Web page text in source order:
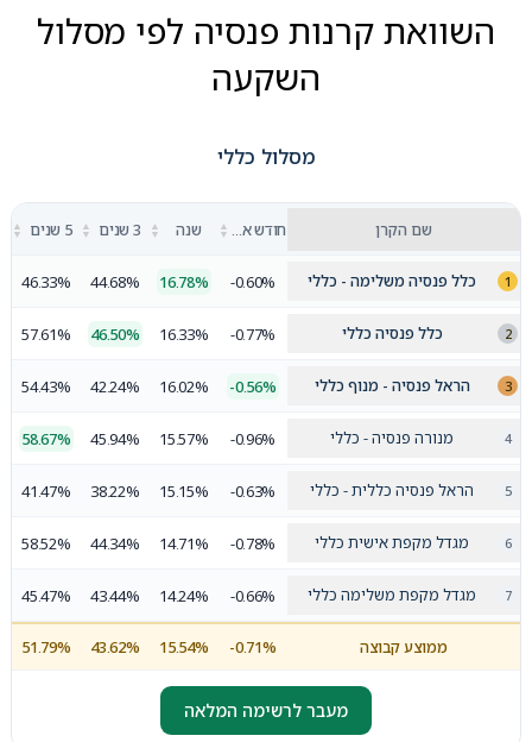
השוואת קרנות פנסיה לפי מסלול
השקעה
מסלול כללי
שם הקרן ▲
▼ שנה ▲
▼ 3 שנים ▲
▼ 5 שנים ▲
▼
כלל פנסיה משלימה - כללי -0.60%
16.78%
44.68%
46.33%
כלל פנסיה כללי -0.77%
16.33%
46.50%
57.61%
הראל פנסיה - מנוף כללי -0.56%
16.02%
42.24%
54.43%
מנורה פנסיה - כללי -0.96%
15.57%
45.94%
58.67%
הראל פנסיה כללית - כללי -0.63%
15.15%
38.22%
41.47%
מגדל מקפת אישית כללי -0.78%
14.71%
44.34%
58.52%
מגדל מקפת משלימה כללי -0.66%
14.24%
43.44%
45.47%
ממוצע קבוצה -0.71%
15.54%
43.62%
51.79%
מעבר לרשימה המלאה